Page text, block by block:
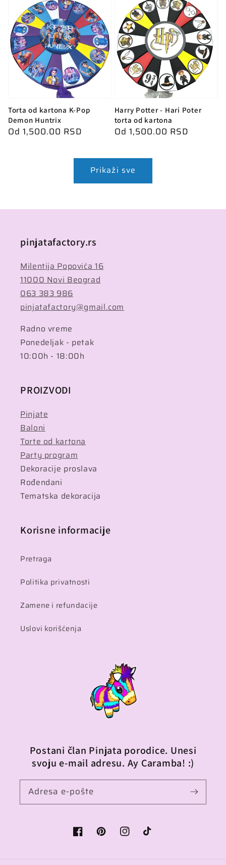
Torta od kartona K-Pop
Demon Huntrix
Redovna
Od 1,500.00 RSD
Harry Potter - Hari Poter
torta od kartona
Redovna
Od 1,500.00 RSD
Prikaži sve
pinjatafactory.rs
Milentija Popovića 16
11000 Novi Beograd
063 383 986
pinjatafactory@gmail.com
Radno vreme
Ponedeljak - petak
10:00h - 18:00h
PROIZVODI
Pinjate
Baloni
Torte od kartona
Party program
Dekoracije proslava
Rođendani
Tematska dekoracija
Korisne informacije
Pretraga
Politika privatnosti
Zamene i refundacije
Uslovi korišćenja
Postani član Pinjata porodice. Unesi
svoju e-mail adresu. Ay Caramba! :)
Adresa e-pošte
FacebookPinterestInstagramTikTok